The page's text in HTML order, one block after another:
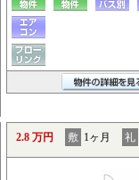
2.8 万円 敷 1ヶ月 礼